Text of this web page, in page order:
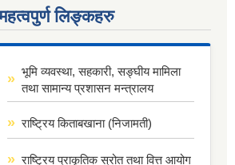
लिङ्कहरु
भूमि व्यवस्था, सहकारी, सङ्घीय मामिला
तथा सामान्य प्रशासन मन्त्रालय
राष्ट्रिय किताबखाना (निजामती)
राष्ट्रिय प्राकृतिक स्रोत तथा वित्त आयोग